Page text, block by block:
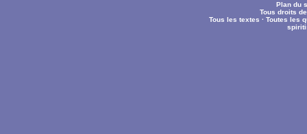
Plan du
Tous droits
Tous les textes ·Toutes les